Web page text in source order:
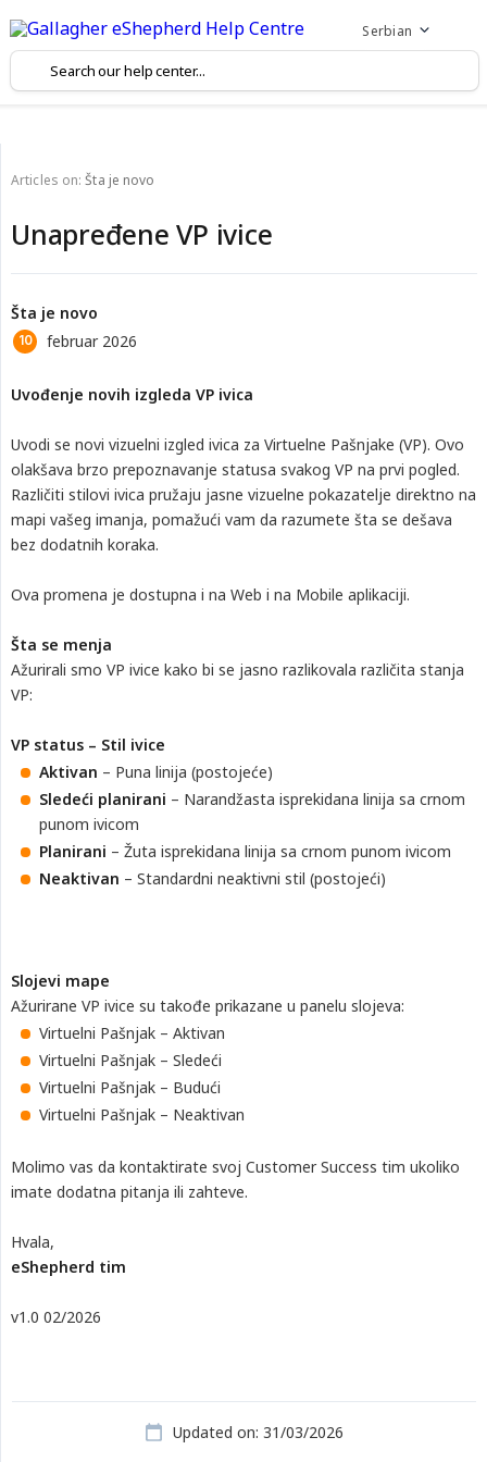
Serbian
Articles on: Šta je novo
Unapređene VP ivice
Šta je novo
februar 2026
Uvođenje novih izgleda VP ivica
Uvodi se novi vizuelni izgled ivica za Virtuelne Pašnjake (VP). Ovo
olakšava brzo prepoznavanje statusa svakog VP na prvi pogled.
Različiti stilovi ivica pružaju jasne vizuelne pokazatelje direktno na
mapi vašeg imanja, pomažući vam da razumete šta se dešava
bez dodatnih koraka.
Ova promena je dostupna i na Web i na Mobile aplikaciji.
Šta se menja
Ažurirali smo VP ivice kako bi se jasno razlikovala različita stanja
VP:
VP status – Stil ivice
Aktivan – Puna linija (postojeće)
Sledeći planirani – Narandžasta isprekidana linija sa crnom
punom ivicom
Planirani – Žuta isprekidana linija sa crnom punom ivicom
Neaktivan – Standardni neaktivni stil (postojeći)
Slojevi mape
Ažurirane VP ivice su takođe prikazane u panelu slojeva:
Virtuelni Pašnjak – Aktivan
Virtuelni Pašnjak – Sledeći
Virtuelni Pašnjak – Budući
Virtuelni Pašnjak – Neaktivan
Molimo vas da kontaktirate svoj Customer Success tim ukoliko
imate dodatna pitanja ili zahteve.
Hvala,
eShepherd tim
v1.0 02/2026
Updated on: 31/03/2026